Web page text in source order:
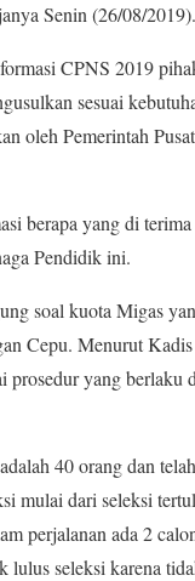
Senin (26/08/2019).
CPNS 2019
sesuai
oleh Pemerintah
berapa yang di
Pendidik ini.
soal kuota Migas
Cepu. Menurut
prosedur yang berlaku
40 orang dan
mulai dari seleksi
perjalanan ada 2
lulus seleksi karena